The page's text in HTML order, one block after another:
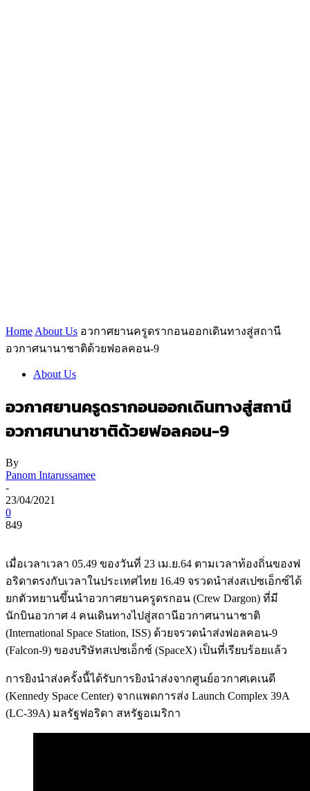
Home About Us อวกาศยานครูดรากอนออกเดินทางสู่สถานี
อวกาศนานาชาติด้วยฟอลคอน-9
About Us
อวกาศยานครูดรากอนออกเดินทางสู่สถานี
อวกาศนานาชาติด้วยฟอลคอน-9
By
Panom Intarussamee
-
23/04/2021
0
849
เมื่อเวลาเวลา 05.49 ของวันที่ 23 เม.ย.64 ตามเวลาท้องถิ่นของฟ
อริดาตรงกับเวลาในประเทศไทย 16.49 จรวดนำส่งสเปซเอ็กซ์ได้
ยกตัวทยานขึ้นนำอวกาศยานครูดรกอน (Crew Dargon) ที่มี
นักบินอวกาศ 4 คนเดินทางไปสู่สถานีอวกาศนานาชาติ
(International Space Station, ISS) ด้วยจรวดนำส่งฟอลคอน-9
(Falcon-9) ของบริษัทสเปซเอ็กซ์ (SpaceX) เป็นที่เรียบร้อยแล้ว
การยิงนำส่งครั้งนี้ได้รับการยิงนำส่งจากศูนย์อวกาศเคเนดี
(Kennedy Space Center) จากแพดการส่ง Launch Complex 39A
(LC-39A) มลรัฐฟอริดา สหรัฐอเมริกา